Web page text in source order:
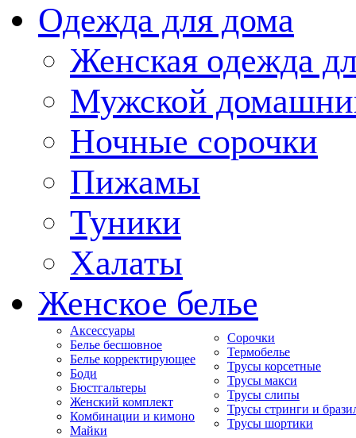
Одежда для дома
Женская одежда
Мужской
Ночные сорочки
Пижамы
Туники
Халаты
Женское белье
Аксессуары
Белье бесшовное
Белье корректирующее
Боди
Бюстгальтеры
Женский комплект
Комбинации и кимоно
Майки
Сорочки
Термобелье
Трусы корсетные
Трусы макси
Трусы слипы
Трусы стринги и
Трусы шортики